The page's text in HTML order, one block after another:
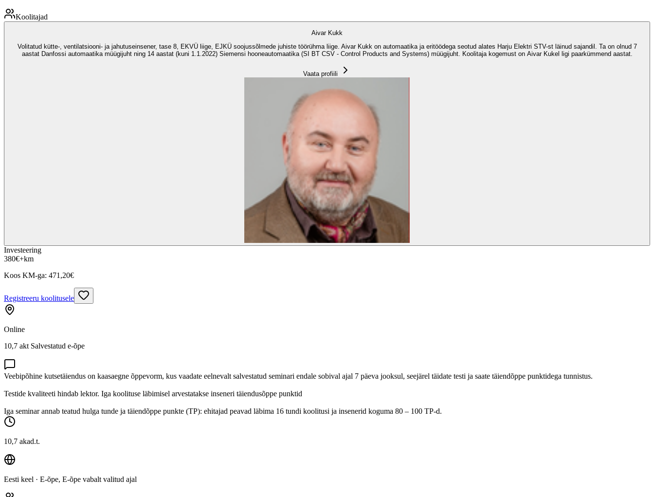
Koolitajad
Aivar Kukk
Volitatud kütte-, ventilatsiooni- ja jahutuseinsener, tase 8, EKVÜ liige, EJKÜ soojussõlmede juhiste töörühma liige. Aivar Kukk on automaatika ja eritöödega seotud alates Harju Elektri STV-st läinud sajandil. Ta on olnud 7
aastat Danfossi automaatika müügijuht ning 14 aastat (kuni 1.1.2022) Siemensi hooneautomaatika (SI BT CSV - Control Products and Systems) müügijuht. Koolitaja kogemust on Aivar Kukel ligi paarkümmend aastat.
Vaata profiili
Investeering
380€+km
Koos KM-ga: 471,20€
Registreeru koolitusele
Online
10,7 akt Salvestatud e-õpe
Veebipõhine kutsetäiendus on kaasaegne õppevorm, kus vaadate eelnevalt salvestatud seminari endale sobival ajal 7 päeva jooksul, seejärel täidate testi ja saate täiendõppe punktidega tunnistus.
Testide kvaliteeti hindab lektor. Iga koolituse läbimisel arvestatakse inseneri täiendusõppe punktid
Iga seminar annab teatud hulga tunde ja täiendõppe punkte (TP): ehitajad peavad läbima 16 tundi koolitusi ja insenerid koguma 80 – 100 TP-d.
10,7 akad.t.
Eesti keel · E-õpe, E-õpe vabalt valitud ajal